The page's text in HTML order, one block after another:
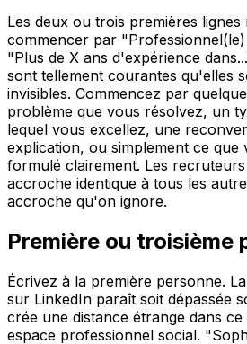
Les deux ou trois premières lignes
commencer par
"Plus de X ans d'expérience
sont tellement courantes qu'elles
invisibles. Commencez par
problème que vous résolvez, un
lequel vous excellez, une
explication, ou simplement ce que
formulé clairement. Les
accroche identique à tous les
accroche qu'on ignore.
Première ou troisième
Écrivez à la première personne.
sur LinkedIn paraît soit dépassée
crée une distance étrange dans
espace professionnel social.